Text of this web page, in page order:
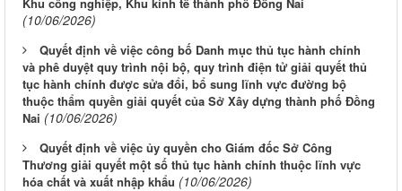
(10/06/2026)
Quyết định về việc công bố Danh mục thủ tục hành chính
và phê duyệt quy trình nội bộ, quy trình điện tử giải quyết thủ
tục hành chính được sửa đổi, bổ sung lĩnh vực đường bộ
thuộc thẩm quyền giải quyết của Sở Xây dựng thành phố Đồng
Nai (10/06/2026)
Quyết định về việc ủy quyền cho Giám đốc Sở Công
Thương giải quyết một số thủ tục hành chính thuộc lĩnh vực
hóa chất và xuất nhập khẩu (10/06/2026)